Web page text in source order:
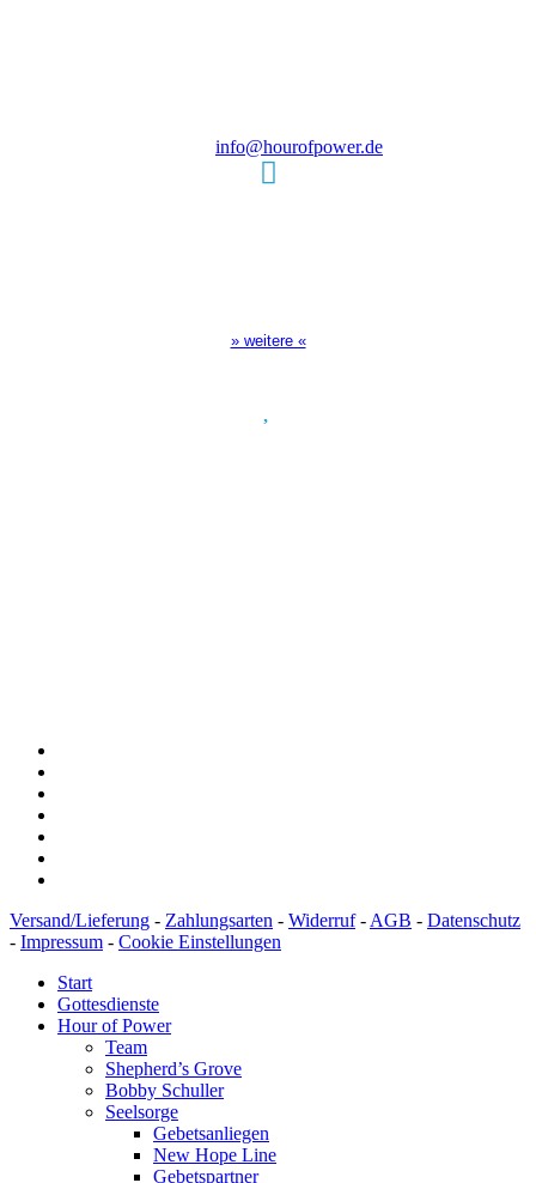
info@hourofpower.de
» weitere «
Versand/Lieferung - Zahlungsarten - Widerruf- AGB - Datenschutz
- Impressum - Cookie Einstellungen
Start
Gottesdienste
Hour of Power
Team
Shepherd’s Grove
Bobby Schuller
Seelsorge
Gebetsanliegen
New Hope Line
Gebetspartner